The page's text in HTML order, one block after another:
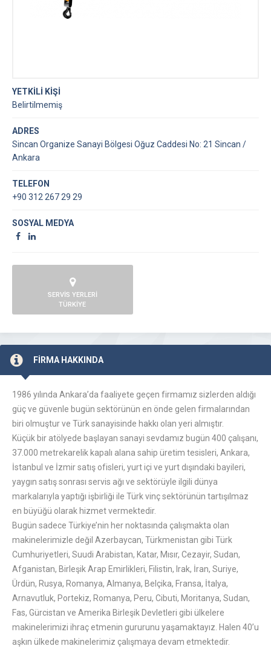
YETKİLİ KİŞİ
Belirtilmemiş
ADRES
Sincan Organize Sanayi Bölgesi Oğuz Caddesi No: 21 Sincan /
Ankara
TELEFON
+90 312 267 29 29
SOSYAL MEDYA
SERVİS YERLERİ
TÜRKİYE
FİRMA HAKKINDA
1986 yılında Ankara’da faaliyete geçen firmamız sizlerden aldığı
güç ve güvenle bugün sektörünün en önde gelen firmalarından
biri olmuştur ve Türk sanayisinde hakkı olan yeri almıştır.
Küçük bir atölyede başlayan sanayi sevdamız bugün 400 çalışanı,
37.000 metrekarelik kapalı alana sahip üretim tesisleri, Ankara,
İstanbul ve İzmir satış ofisleri, yurt içi ve yurt dışındaki bayileri,
yaygın satış sonrası servis ağı ve sektörüyle ilgili dünya
markalarıyla yaptığı işbirliği ile Türk vinç sektörünün tartışılmaz
en büyüğü olarak hizmet vermektedir.
Bugün sadece Türkiye’nin her noktasında çalışmakta olan
makinelerimizle değil Azerbaycan, Türkmenistan gibi Türk
Cumhuriyetleri, Suudi Arabistan, Katar, Mısır, Cezayir, Sudan,
Afganistan, Birleşik Arap Emirlikleri, Filistin, Irak, İran, Suriye,
Ürdün, Rusya, Romanya, Almanya, Belçika, Fransa, İtalya,
Arnavutluk, Portekiz, Romanya, Peru, Cibuti, Moritanya, Sudan,
Fas, Gürcistan ve Amerika Birleşik Devletleri gibi ülkelere
makinelerimizi ihraç etmenin gururunu yaşamaktayız. Halen 40’u
aşkın ülkede makinelerimiz çalışmaya devam etmektedir.